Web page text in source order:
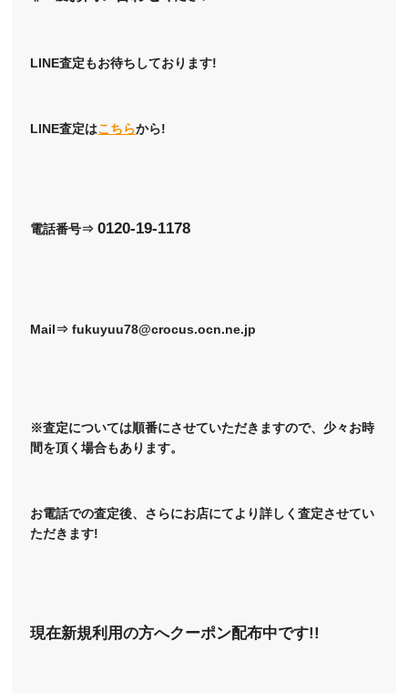
LINE査定もお待ちしております!
LINE査定はこちらから!
電話番号⇒0120-19-1178
Mail⇒ fukuyuu78@crocus.ocn.ne.jp
※査定については順番にさせていただきますので、少々お時
間を頂く場合もあります。
お電話での査定後、さらにお店にてより詳しく査定させてい
ただきます!
現在新規利用の方へクーポン配布中です!!